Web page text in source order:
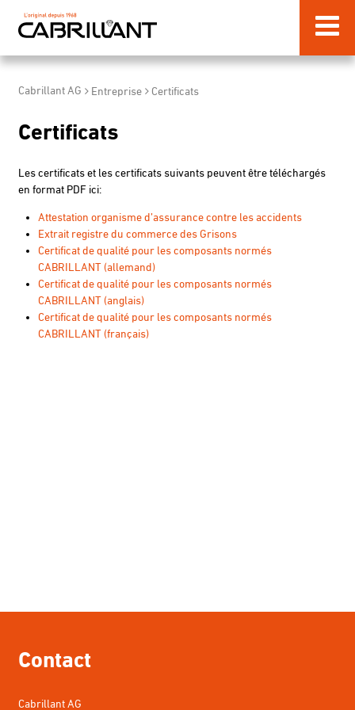
Cabrillant AG Entreprise Certificats
Certificats
Les certificats et les certificats suivants peuvent être téléchargés
en format PDF ici:
Attestation organisme d’assurance contre les accidents
Extrait registre du commerce des Grisons
Certificat de qualité pour les composants normés
CABRILLANT (allemand)
Certificat de qualité pour les composants normés
CABRILLANT (anglais)
Certificat de qualité pour les composants normés
CABRILLANT (français)
Contact
Cabrillant AG